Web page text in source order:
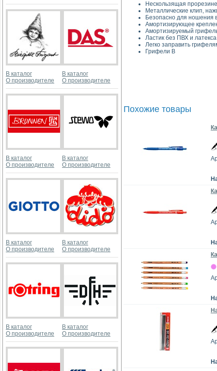
В каталог
О производителе
В каталог
О производителе
В каталог
О производителе
В каталог
О производителе
В каталог
О производителе
В каталог
О производителе
В каталог
О производителе
В каталог
О производителе
Нескользящая
Металлические клип,
Безопасно для ношения
Амортизирующее
Амортизируемый
Ластик без ПВХ и латекса
Легко заправить
Грифели В
Похожие товары